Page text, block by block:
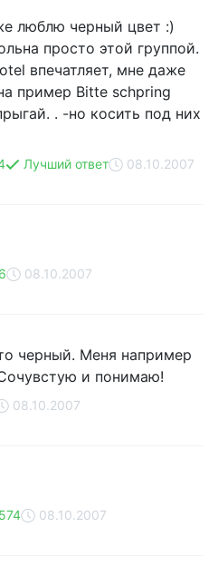
люблю черный цвет :)
просто этой группой.
впечатляет, мне даже
пример Bitte schpring
. -но косить под них
Лучший ответ 08.10.2007
08.10.2007
черный. Меня например
и понимаю!
08.10.2007
08.10.2007